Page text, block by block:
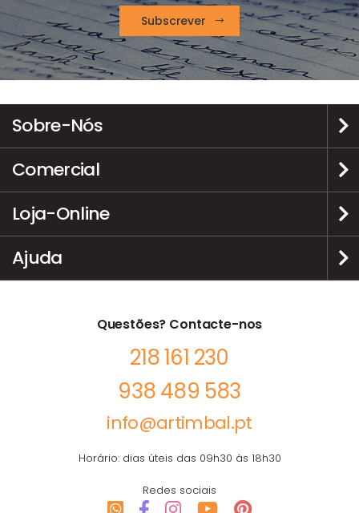
Subscrever
Sobre-Nós
Comercial
Loja-Online
Ajuda
Questões? Contacte-nos
218 161 230
938 489 583
info@artimbal.pt
Horário: dias úteis das 09h30 às 18h30
Redes sociais